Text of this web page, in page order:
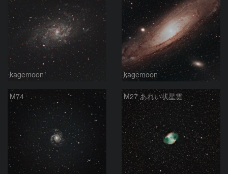
kagemoon kagemoon
M74 M27 あれい状星雲